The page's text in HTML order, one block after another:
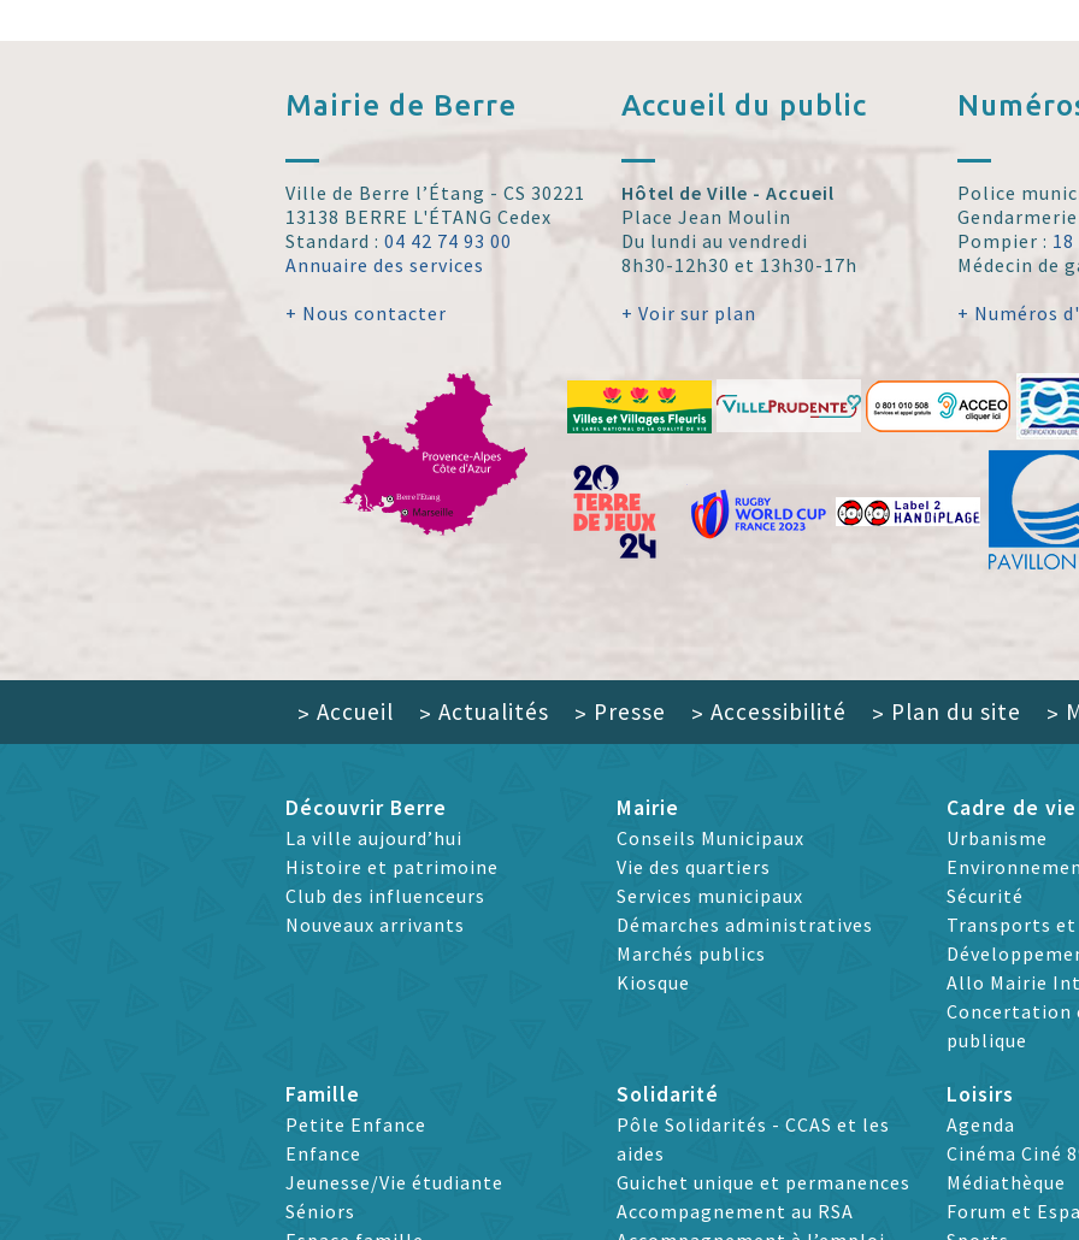
Mairie de Berre
Ville de Berre l’Étang - CS 30221
13138 BERRE L'ÉTANG Cedex
Standard :04 42 74 93 00
Annuaire des services
+ Nous contacter
Accueil du public
Hôtel de Ville - Accueil
Place Jean Moulin
Du lundi au vendredi
8h30-12h30 et 13h30-17h
+ Voir sur plan
Police
Pompier : 18
Médecin de
+ Numéros
> Accueil > Actualités > Presse > Accessibilité > Plan du site >
Découvrir Berre
La ville aujourd’hui
Histoire et patrimoine
Club des influenceurs
Nouveaux arrivants
Mairie
Conseils Municipaux
Vie des quartiers
Services municipaux
Démarches administratives
Marchés publics
Kiosque
Cadre de vie
Urbanisme
Sécurité
Transports
Allo Mairie
Concertation
publique
Famille
Petite Enfance
Enfance
Jeunesse/Vie étudiante
Séniors
Solidarité
Pôle Solidarités - CCAS et les
aides
Guichet unique et permanences
Accompagnement au RSA
Loisirs
Agenda
Cinéma Ciné
Médiathèque
Forum et